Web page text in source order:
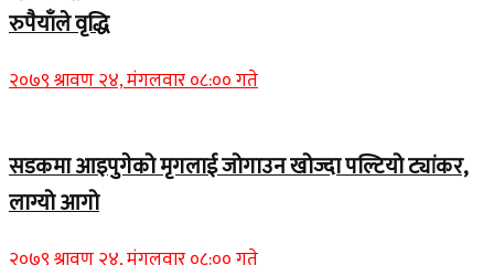
रुपैयाँले वृद्धि
२०७९ श्रावण २४, मंगलवार ०८:०० गते
सडकमा आइपुगेको मृगलाई जोगाउन खोज्दा पल्टियो ट्यांकर,
लाग्यो आगो